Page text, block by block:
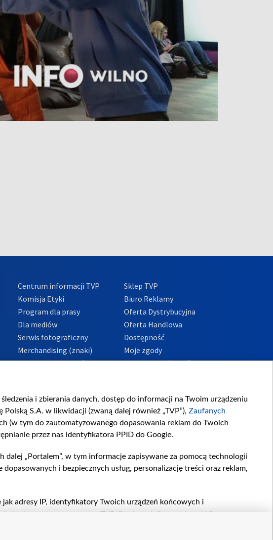
Centrum informacji TVP
Komisja Etyki
Program dla prasy
Dla mediów
Serwis fotograficzny
Merchandising (znaki)
Polityka Prywatności
Sklep TVP
Biuro Reklamy
Oferta Dystrybucyjna
Oferta Handlowa
Dostępność
Moje zgody
Procedura zgłoszeń
i zbierania danych, dostęp do informacji na Twoim urządzeniu
S.A. w likwidacji (zwaną dalej również „TVP”), Zaufanych
(w tym do zautomatyzowanego dopasowania reklam do Twoich
przez nas identyfikatora PPID do Google.
dalej „Portalem”, w tym informacje zapisywane za pomocą technologii
i bezpiecznych usług, personalizację treści oraz reklam,
jak adresy IP, identyfikatory Twoich urządzeń końcowych i
będą przetwarzane przez TVP, Zaufanych Partnerów z IAB
na urządzeniu lub dostęp do nich, wyboru podstawowych reklam,
treści, wyboru spersonalizowanych treści, pomiaru